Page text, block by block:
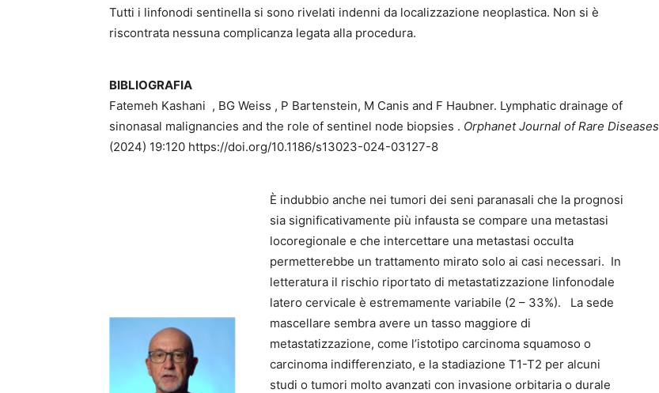
Tutti i linfonodi sentinella si sono rivelati indenni da localizzazione neoplastica. Non si è
riscontrata nessuna complicanza legata alla procedura.
BIBLIOGRAFIA
Fatemeh Kashani , BG Weiss , P Bartenstein, M Canis and F Haubner. Lymphatic drainage of
sinonasal malignancies and the role of sentinel node biopsies . Orphanet Journal of Rare Diseases
(2024) 19:120 https://doi.org/10.1186/s13023-024-03127-8
È indubbio anche nei tumori dei seni paranasali che la prognosi
sia significativamente più infausta se compare una metastasi
locoregionale e che intercettare una metastasi occulta
permetterebbe un trattamento mirato solo ai casi necessari. In
letteratura il rischio riportato di metastatizzazione linfonodale
latero cervicale è estremamente variabile (2 – 33%). La sede
mascellare sembra avere un tasso maggiore di
metastatizzazione, come l’istotipo carcinoma squamoso o
carcinoma indifferenziato, e la stadiazione T1-T2 per alcuni
studi o tumori molto avanzati con invasione orbitaria o durale